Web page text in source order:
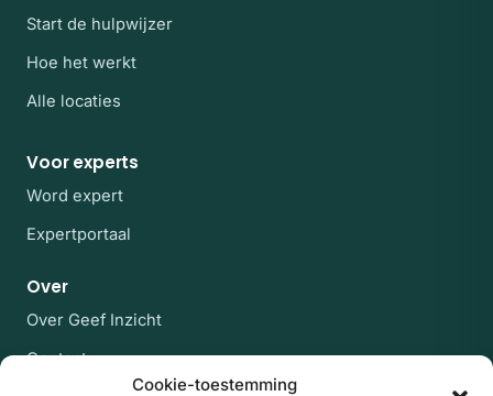
Cookie-toestemming
Start de hulpwijzer
Hoe het werkt
Alle locaties
Voor experts
Word expert
Expertportaal
Over
Over Geef Inzicht
Contact